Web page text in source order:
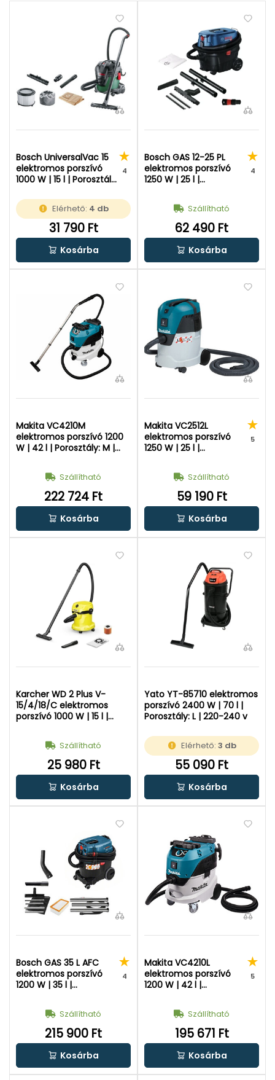
Bosch UniversalVac 15
elektromos porszívó
1000 W | 15 l | Porosztály:
4
Elérhető: 4 db
31 790 Ft
Kosárba
Bosch GAS 12-25 PL
elektromos porszívó
1250 W | 25 l |
4
Szállítható
62 490 Ft
Kosárba
Makita VC4210M
elektromos porszívó 1200
W | 42 l | Porosztály: M |
Szállítható
222 724 Ft
Kosárba
Makita VC2512L
elektromos porszívó
1250 W | 25 l |
5
Szállítható
59 190 Ft
Kosárba
Karcher WD 2 Plus V-
15/4/18/C elektromos
porszívó 1000 W | 15 l |
Szállítható
25 980 Ft
Kosárba
Yato YT-85710 elektromos
porszívó 2400 W | 70 l |
Porosztály: L | 220-240 v
Elérhető:3 db
55 090 Ft
Kosárba
Bosch GAS 35 L AFC
elektromos porszívó
1200 W | 35 l |
4
Szállítható
215 900 Ft
Kosárba
Makita VC4210L
elektromos porszívó
1200 W | 42 l |
5
Szállítható
195 671 Ft
Kosárba